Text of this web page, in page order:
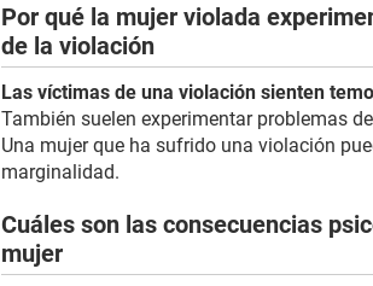
Por qué la mujer violada
de la violación
Las víctimas de una violación sienten
También suelen experimentar problemas
Una mujer que ha sufrido una violación
marginalidad.
Cuáles son las consecuencias
mujer